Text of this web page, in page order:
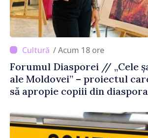
/ Acum 18 ore
Forumul Diasporei // „Cele
ale Moldovei” – proiectul
să apropie copiii din